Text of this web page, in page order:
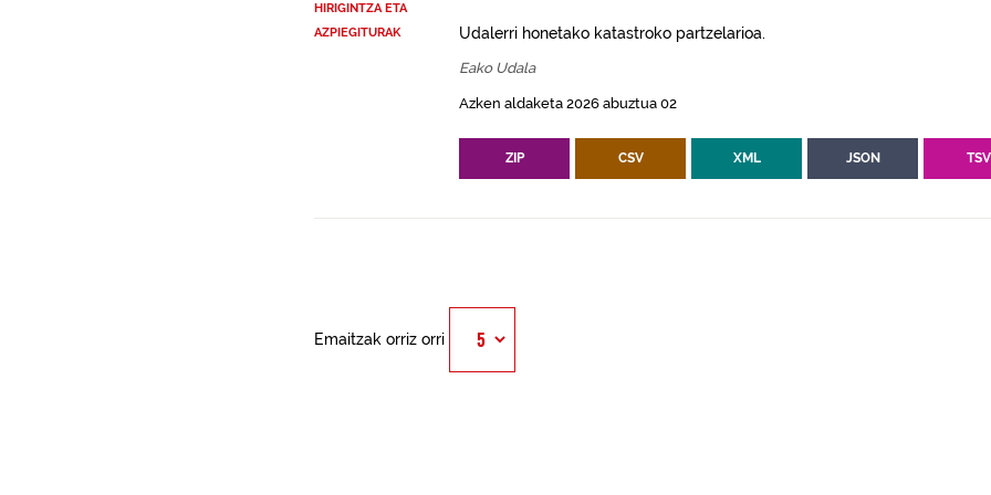
HIRIGINTZA ETA
AZPIEGITURAK
Udalerri honetako katastroko partzelarioa.
Eako Udala
Azken aldaketa 2026 abuztua 02
ZIP CSV XML JSON TSV
Emaitzak orriz orri